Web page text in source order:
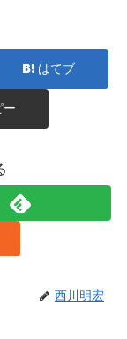
はてブ
ー
西川明宏